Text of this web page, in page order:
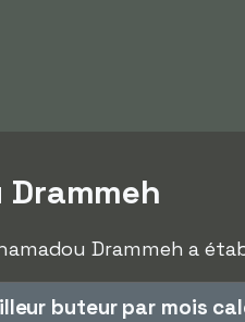
Drammeh a
buteur par mois